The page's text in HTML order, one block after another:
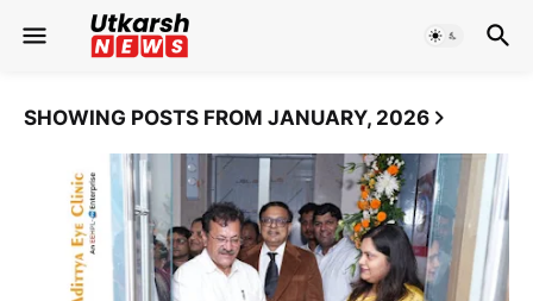
SHOWING POSTS FROM JANUARY, 2026